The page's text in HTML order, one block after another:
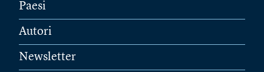
Paesi
Autori
Newsletter